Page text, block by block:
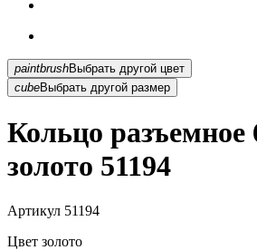
paintbrush
Выбрать другой цвет
cubeВыбрать другой размер
Кольцо
золото 51194
Артикул 51194
Цвет золото